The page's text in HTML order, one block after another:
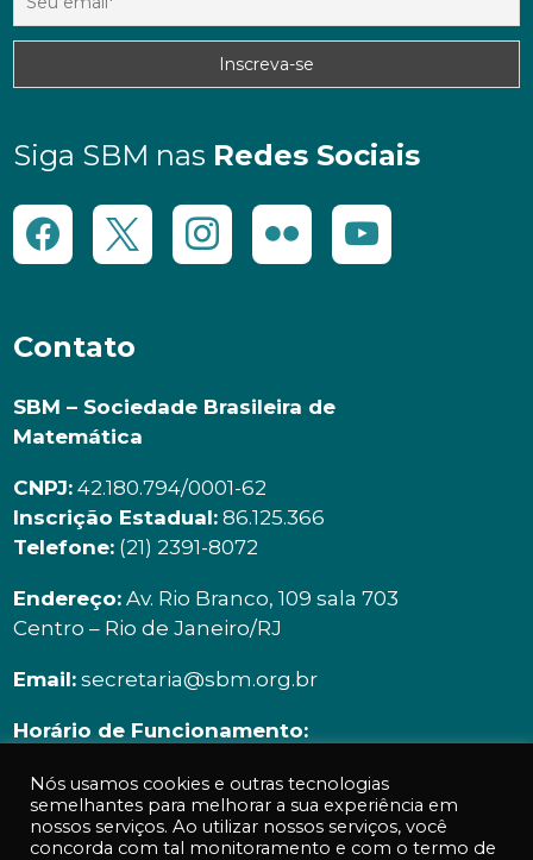
Siga SBM nas Redes Sociais
Contato
SBM – Sociedade Brasileira de
Matemática
CNPJ: 42.180.794/0001-62
Inscrição Estadual: 86.125.366
Telefone: (21) 2391-8072
Endereço: Av. Rio Branco, 109 sala 703
Centro – Rio de Janeiro/RJ
Email: secretaria@sbm.org.br
Horário de Funcionamento:
Nós usamos cookies e outras tecnologias
semelhantes para melhorar a sua experiência em
nossos serviços. Ao utilizar nossos serviços, você
concorda com tal monitoramento e com o termo de